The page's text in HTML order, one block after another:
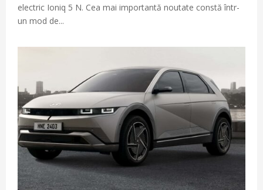
electric Ioniq 5 N. Cea mai importantă noutate constă într-
un mod de...